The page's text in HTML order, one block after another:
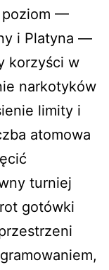
poziom —
i Platyna —
korzyści w
narkotyków
limity i
atomowa
turniej
gotówki